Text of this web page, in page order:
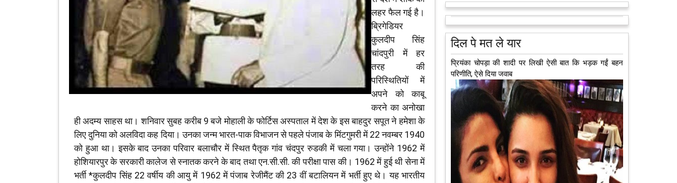
लहर फैल गई है।
ब्रिगेडियर
कुलदीप सिंह
चांदपुरी में हर
तरह की
परिस्थितियों में
अपने को काबू
करने का अनोखा
ही अदम्य साहस था। शनिवार सुबह करीब 9 बजे मोहाली के फोर्टिस अस्पताल में देश के इस बाहदुर सपूत ने हमेशा के
लिए दुनिया को अलविदा कह दिया। उनका जन्म भारत-पाक विभाजन से पहले पंजाब के मिंटगुमरी में 22 नवम्बर 1940
को हुआ था। इसके बाद उनका परिवार बलाचौर में स्थित पैतृक गांव चंदपुर रुडकी में चला गया। उन्होंने 1962 में
होशियारपुर के सरकारी कालेज से स्नातक करने के बाद तथा एन.सी.सी. की परीक्षा पास की। 1962 में हुई थी सेना में
भर्ती *कुलदीप सिंह 22 वर्षीय की आयु में 1962 में पंजाब रेजीमैंट की 23 वीं बटालियन में भर्ती हुए थे। यह भारतीय
छोड़ ज़ाते हैं। दुनिया को अलविदा कह चुकी 13... आगे पढ़ें
अब एक आइडिया बदलेगा हिमाचल के युवाओं की किस्मत, जानिए
हमीरपुर में अब एक आइडिया युवाओं की किस्मत बदलने जा रहा है।
भारत सरकार के स्टार्टअप मिशन के तहत सबंधित टीम मोबाइल
वैन के जरिए पूरे देश के कोने-कोने मे... आगे पढ़ें
दिल पे मत ले यार
प्रियंका चोपड़ा की शादी पर लिखी ऐसी बात कि भड़क गईं बहन
परिणीति, ऐसे दिया जवाब